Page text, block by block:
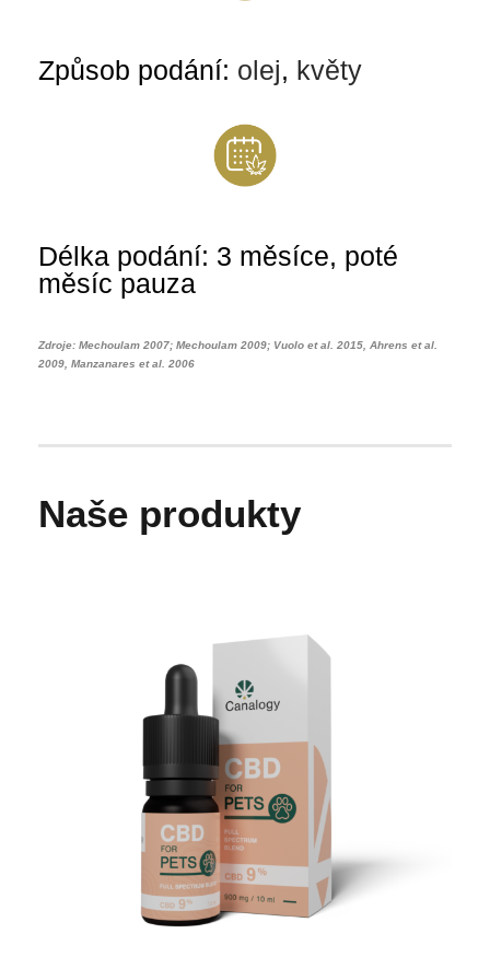
Způsob podání: olej, květy
Délka podání: 3 měsíce, poté
měsíc pauza
Zdroje: Mechoulam 2007; Mechoulam 2009; Vuolo et al. 2015, Ahrens et al.
2009, Manzanares et al. 2006
Naše produkty